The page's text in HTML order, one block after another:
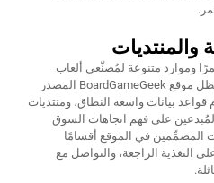
والمنتديات
وموارد متنوعة لمُصنِّعي ألعاب
الطاولة طوال رحلتهم التطويرية. ويظل موقع BoardGameGeek المصدر
قواعد بيانات واسعة النطاق، ومنتديات
على فهم اتجاهات السوق
المصمِّمين في الموقع أقسامًا
التغذية الراجعة، والتواصل مع